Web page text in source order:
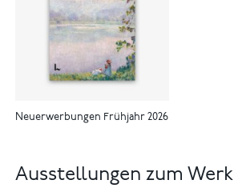
Neuerwerbungen Frühjahr 2026
Ausstellungen zum Werk